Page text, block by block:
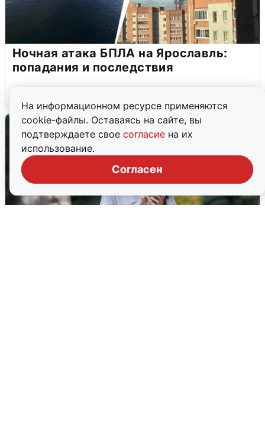
На информационном ресурсе применяются
cookie-файлы. Оставаясь на сайте, вы
подтверждаете свое согласие на их
использование.
Согласен
Ночная атака БПЛА на Ярославль:
попадания и последствия